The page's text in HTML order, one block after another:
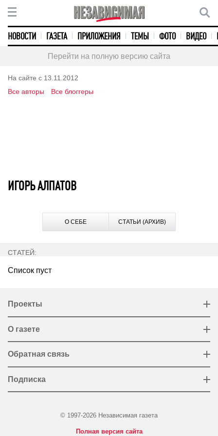
НОВОСТИ ГАЗЕТА ПРИЛОЖЕНИЯ ТЕМЫ ФОТО ВИДЕО
Перейти на полную версию сайта
На сайте с 13.11.2012
Все авторы
Все блоггеры
ИГОРЬ АЛПАТОВ
О СЕБЕ СТАТЬИ (АРХИВ)
СТАТЕЙ:
Список пуст
Проекты
О газете
Обратная связь
Подписка
© 1997-2026 Независимая газета
Полная версия сайта